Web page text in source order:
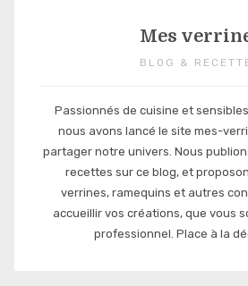
Mes
BLOG &
Passionnés de cuisine et
nous avons lancé le site mes-
partager notre univers. Nous
recettes sur ce blog, et
verrines, ramequins et autres
accueillir vos créations, que vous
professionnel. Place à la